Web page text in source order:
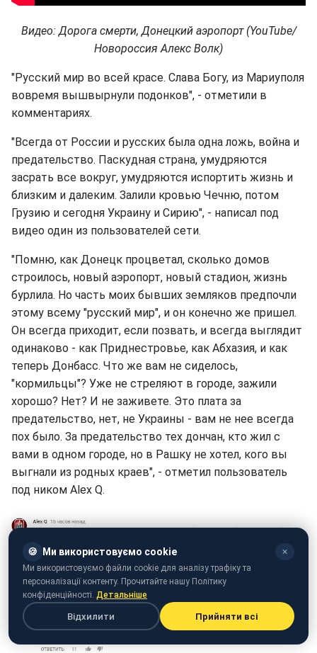
Видео: Дорога смерти, Донецкий аэропорт (YouTube/
Новороссия Алекс Волк)
"Русский мир во всей красе. Слава Богу, из Мариуполя
вовремя вышвырнули подонков ", - отметили в
комментариях.
"Всегда от России и русских была одна ложь, война и
предательство. Паскудная страна, умудряются
засрать все вокруг, умудряются испортить жизнь и
близким и далеким. Залили кровью Чечню, потом
Грузию и сегодня Украину и Сирию", - написал под
видео один из пользователей сети.
"Помню, как Донецк процветал, сколько домов
строилось, новый аэропорт, новый стадион, жизнь
бурлила. Но часть моих бывших земляков предпочли
этому всему "русский мир", и он конечно же пришел.
Он всегда приходит, если позвать, и всегда выглядит
одинаково - как Приднестровье, как Абхазия, и как
теперь Донбасс. Что же вам не сиделось,
"кормильцы"? Уже не стреляют в городе, зажили
хорошо? Нет? И не заживете. Это плата за
предательство, нет, не Украины - вам не нее всегда
пох было. За предательство тех дончан, кто жил с
вами в одном городе, но в Рашку не хотел, кого вы
выгнали из родных краев", - отметил пользователь
под ником Alex Q.
🍪 Ми використовуємо cookie ✕
Ми використовуємо файли cookie для аналізу трафіку та
персоналізації контенту. Прочитайте нашу Політику
конфіденційності. Детальніше
Відхилити Прийняти всі